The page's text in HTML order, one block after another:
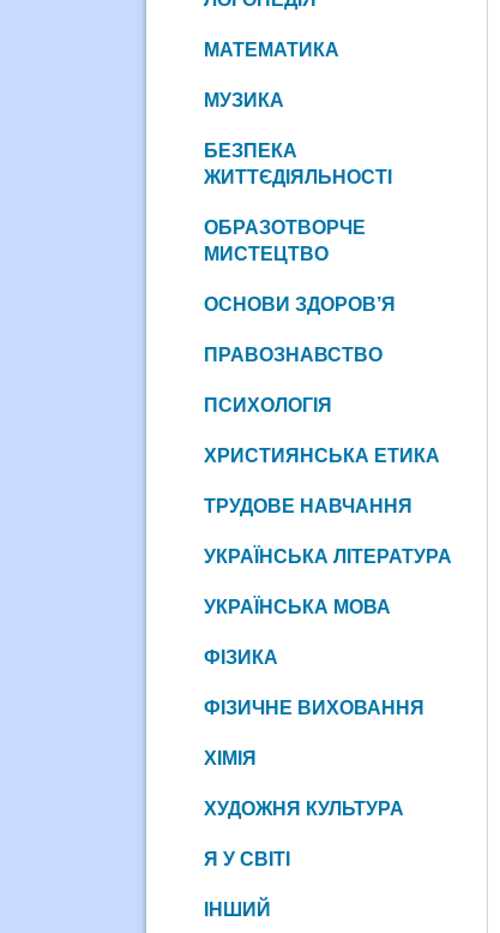
МАТЕМАТИКА
МУЗИКА
БЕЗПЕКА
ЖИТТЄДІЯЛЬНОСТІ
ОБРАЗОТВОРЧЕ
МИСТЕЦТВО
ОСНОВИ ЗДОРОВ’Я
ПРАВОЗНАВСТВО
ПСИХОЛОГІЯ
ХРИСТИЯНСЬКА ЕТИКА
ТРУДОВЕ НАВЧАННЯ
УКРАЇНСЬКА ЛІТЕРАТУРА
УКРАЇНСЬКА МОВА
ФІЗИКА
ФІЗИЧНЕ ВИХОВАННЯ
ХІМІЯ
ХУДОЖНЯ КУЛЬТУРА
Я У СВІТІ
ІНШИЙ